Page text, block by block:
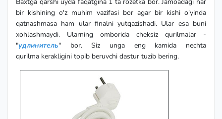
bir kishining o'z muhim vazifasi bor agar bir kishi o'yinda
qatnashmasa ham ular finalni yutqazishadi. Ular esa buni
xohlashmaydi. Ularning omborida cheksiz qurilmalar -
"удлинитель" bor. Siz unga eng kamida nechta
qurilma kerakligini topib beruvchi dastur tuzib bering.